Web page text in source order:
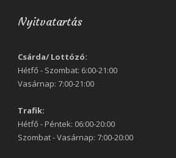
Nyitvatartás
Csárda/ Lottózó:
Hétfő - Szombat: 6:00-21:00
Vasárnap: 7:00-21:00
Trafik:
Hétfő - Péntek: 06:00-20:00
Szombat - Vasárnap: 7:00-20:00